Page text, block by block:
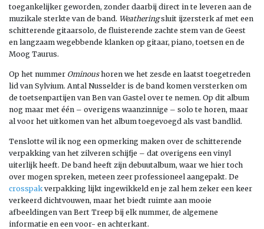
toegankelijker geworden, zonder daarbij direct in te leveren aan de
muzikale sterkte van de band. Weatheringsluit ijzersterk af met een
schitterende gitaarsolo, de fluisterende zachte stem van de Geest
en langzaam wegebbende klanken op gitaar, piano, toetsen en de
Moog Taurus.
Op het nummer Ominoushoren we het zesde en laatst toegetreden
lid van Sylvium. Antal Nusselder is de band komen versterken om
de toetsenpartijen van Ben van Gastel over te nemen. Op dit album
nog maar met één – overigens waanzinnige – solo te horen, maar
al voor het uitkomen van het album toegevoegd als vast bandlid.
Tenslotte wil ik nog een opmerking maken over de schitterende
verpakking van het zilveren schijfje – dat overigens een vinyl
uiterlijk heeft. De band heeft zijn debuutalbum, waar we hier toch
over mogen spreken, meteen zeer professioneel aangepakt. De
crosspak verpakking lijkt ingewikkeld en je zal hem zeker een keer
verkeerd dichtvouwen, maar het biedt ruimte aan mooie
afbeeldingen van Bert Treep bij elk nummer, de algemene
informatie en een voor- en achterkant.